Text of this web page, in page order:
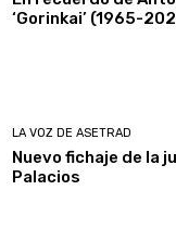
‘Gorinkai’ (1965-
LA VOZ DE ASETRAD
Nuevo fichaje de la
Palacios